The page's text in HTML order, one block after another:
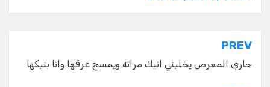
تصفّح
المقالات
PREV
جاري المعرص يخليني انيك مراته ويمسح عرقها وانا بنيكها